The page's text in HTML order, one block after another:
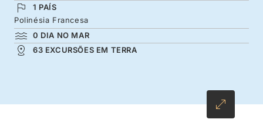
Respire o ar com aroma a baunilha nas praias
de Taha’a, explore as paisagens sagradas de
Raiatea e deixe-se deslumbrar pelo
1 PAÍS
Polinésia Francesa
0 DIA NO MAR
63 EXCURSÕES EM TERRA